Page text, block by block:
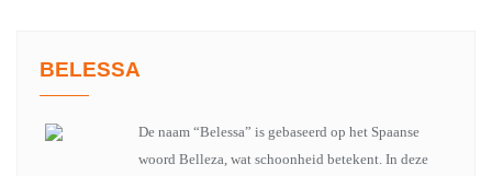
BELESSA
De naam “Belessa” is gebaseerd op het Spaanse
woord Belleza, wat schoonheid betekent. In deze